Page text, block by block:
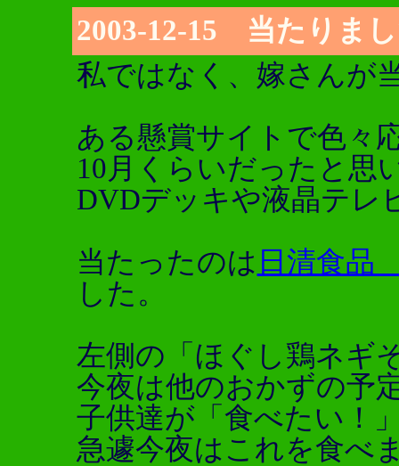
2003-12-15 当たりま
私ではなく、嫁さんが
ある懸賞サイトで色々
10月くらいだったと思
DVDデッキや液晶テレ
当たったのは 日清食品
した。
左側の「ほぐし鶏ネギ
今夜は他のおかずの予
子供達が「食べたい！
急遽今夜はこれを食べ